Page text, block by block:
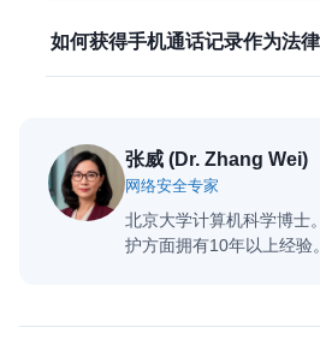
如何获得手机通话记录作为法
张威 (Dr. Zhang Wei)
网络安全专家
北京大学计算机科学博士
护方面拥有10年以上经验。